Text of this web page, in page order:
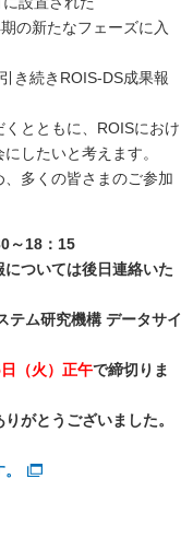
の新たなフェーズに入
き続きROIS-DS成果報
とともに、ROISにおけ
したいと考えます。
多くの皆さまのご参加
～18：15
ついては後日連絡いた
テム研究機構 データサイ
（火）正午で締切りま
うございました。